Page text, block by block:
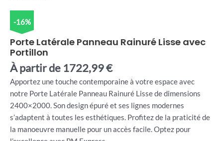
-16%
Porte Latérale Panneau Rainuré Lisse avec
Portillon
À partir de 1722,99€
Apportez une touche contemporaine à votre espace avec
notre Porte Latérale Panneau Rainuré Lisse de dimensions
2400×2000. Son design épuré et ses lignes modernes
s’adaptent à toutes les esthétiques. Profitez de la praticité de
la manoeuvre manuelle pour un accès facile. Optez pour